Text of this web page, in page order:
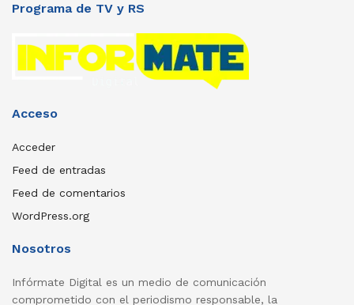
Programa de TV y RS
Acceso
Acceder
Feed de entradas
Feed de comentarios
WordPress.org
Nosotros
Infórmate Digital es un medio de comunicación
comprometido con el periodismo responsable, la